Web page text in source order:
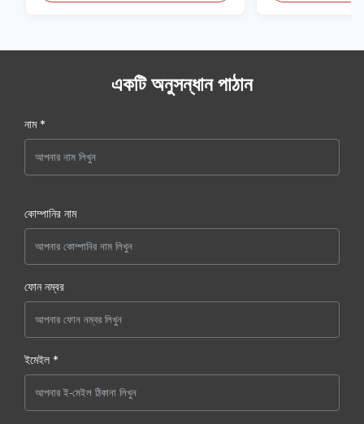
একটি অনুসন্ধান পাঠান
নাম *
কোম্পানির নাম
ফোন নম্বর
ইমেইল *